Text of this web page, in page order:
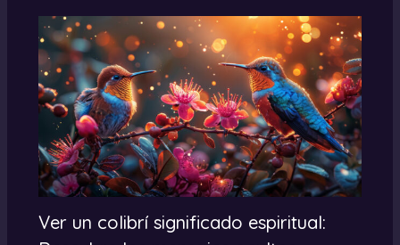
Ver un colibrí significado espiritual: